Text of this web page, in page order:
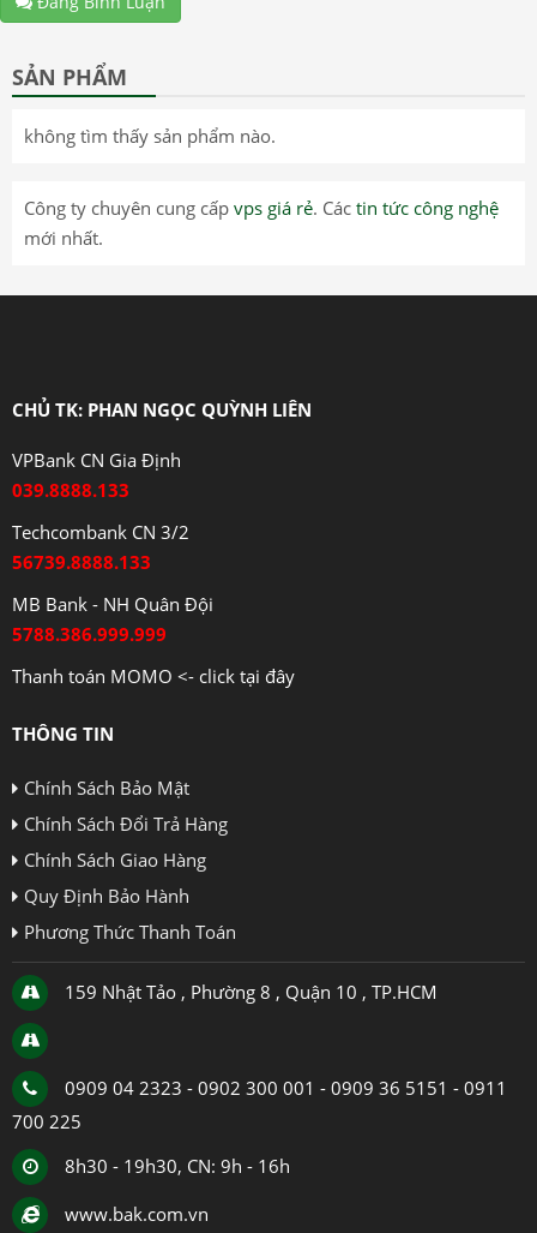
SẢN PHẨM
không tìm thấy sản phẩm nào.
Công ty chuyên cung cấp vps giá rẻ. Các tin tức công nghệ
mới nhất.
CHỦ TK: PHAN NGỌC QUỲNH LIÊN
VPBank CN Gia Định
039.8888.133
Techcombank CN 3/2
56739.8888.133
MB Bank - NH Quân Đội
5788.386.999.999
Thanh toán MOMO <- click tại đây
THÔNG TIN
Chính Sách Bảo Mật
Chính Sách Đổi Trả Hàng
Chính Sách Giao Hàng
Quy Định Bảo Hành
Phương Thức Thanh Toán
159 Nhật Tảo , Phường 8 , Quận 10 , TP.HCM
0909 04 2323 - 0902 300 001 - 0909 36 5151 - 0911
700 225
8h30 - 19h30, CN: 9h - 16h
www.bak.com.vn